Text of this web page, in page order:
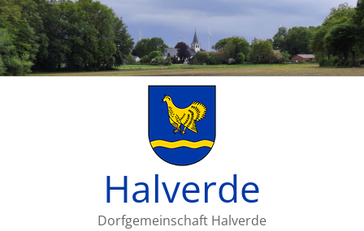
Halverde
Dorfgemeinschaft Halverde